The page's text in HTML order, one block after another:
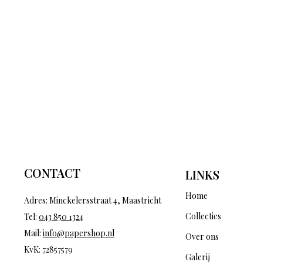
CONTACT
Adres: Minckelersstraat 4, Maastricht
Tel: 043 850 1324
Mail: info@papershop.nl
KvK: 72857579
LINKS
Home
Collecties
Over ons
Galerij